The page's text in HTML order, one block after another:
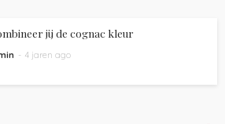
jij de cognac kleur
4 jaren ago